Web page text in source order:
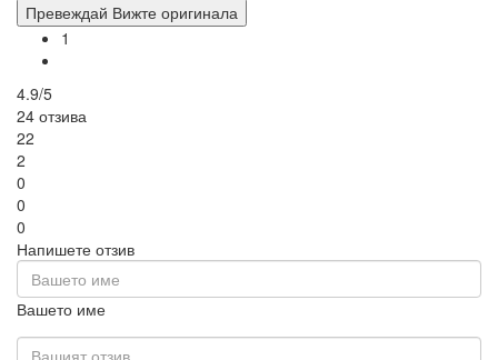
Превеждай Вижте оригинала
1
4.9/5
24 отзива
22
2
0
0
0
Напишете отзив
Вашето име